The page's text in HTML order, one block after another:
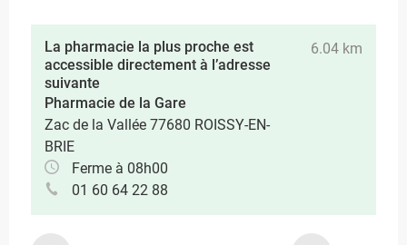
La pharmacie la plus proche est
accessible directement à l’adresse
suivante
Pharmacie de la Gare
Zac de la Vallée 77680 ROISSY-EN-
BRIE
Ferme à 08h00
01 60 64 22 88
6.04 km